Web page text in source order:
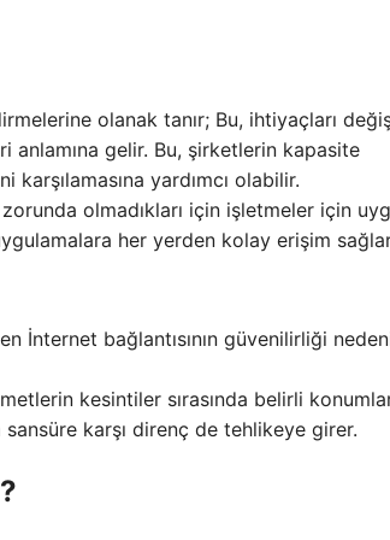
olanak tanır; Bu, ihtiyaçları
anlamına gelir. Bu, şirketlerin kapasite
karşılamasına yardımcı olabilir.
zorunda olmadıkları için işletmeler için
her yerden kolay erişim
İnternet bağlantısının güvenilirliği
kesintiler sırasında belirli
sansüre karşı direnç de tehlikeye girer.